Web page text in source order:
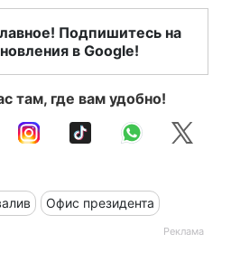
Подпишитесь на
в Google!
там, где вам удобно!
Офис президента